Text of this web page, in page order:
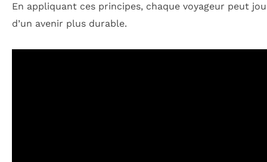
En appliquant ces principes, chaque voyageur peut
d’un avenir plus durable.